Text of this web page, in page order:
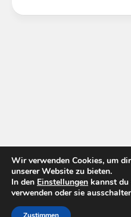
Wir verwenden Cookies, um
unserer Website zu bieten.
In den Einstellungen kannst
verwenden oder sie